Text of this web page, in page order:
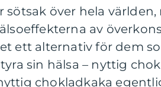
sötsak över hela
av
ett alternativ för dem
sin hälsa – nyttig
chokladkaka